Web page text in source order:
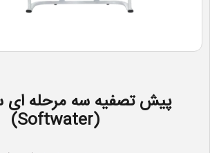
پیش تصفیه سه مرحله ای
(Softwater)